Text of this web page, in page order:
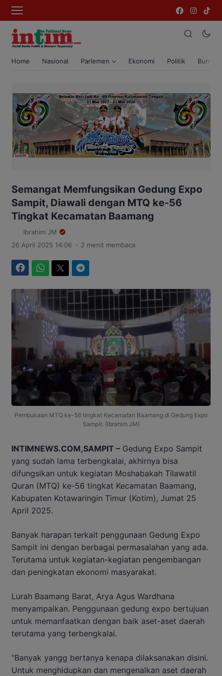
Home Nasional Parlemen Ekonomi Politik Bumi
Semangat Memfungsikan Gedung Expo
Sampit, Diawali dengan MTQ ke-56
Tingkat Kecamatan Baamang
Ibrahim JM
26 April 2025 14:06 . 2 menit membaca
Pembukaan MTQ ke-56 tingkat Kecamatan Baamang di Gedung Expo
Sampit. (Ibrahim JM)
INTIMNEWS.COM,SAMPIT – Gedung Expo Sampit
yang sudah lama terbengkalai, akhirnya bisa
difungsikan untuk kegiatan Moshabakah Tilawatil
Quran (MTQ) ke-56 tingkat Kecamatan Baamang,
Kabupaten Kotawaringin Timur (Kotim), Jumat 25
April 2025.
Banyak harapan terkait penggunaan Gedung Expo
Sampit ini dengan berbagai permasalahan yang ada.
Terutama untuk kegiatan-kegiatan pengembangan
dan peningkatan ekonomi masyarakat.
Lurah Baamang Barat, Arya Agus Wardhana
menyampaikan. Penggunaan gedung expo bertujuan
untuk memanfaatkan dengan baik aset-aset daerah
terutama yang terbengkalai.
“Banyak yangg bertanya kenapa dilaksanakan disini.
Untuk menghidupkan dan mengenalkan aset daerah